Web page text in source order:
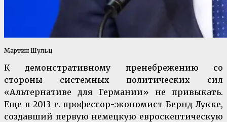
Мартин Шульц
К демонстративному пренебрежению со
стороны системных политических сил
«Альтернативе для Германии» не привыкать.
Еще в 2013 г. профессор-экономист Бернд Лукке,
создавший первую немецкую евроскептическую